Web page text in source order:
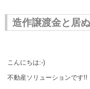
造作譲渡金と居
こんにちは:-)
不動産ソリューションです!!